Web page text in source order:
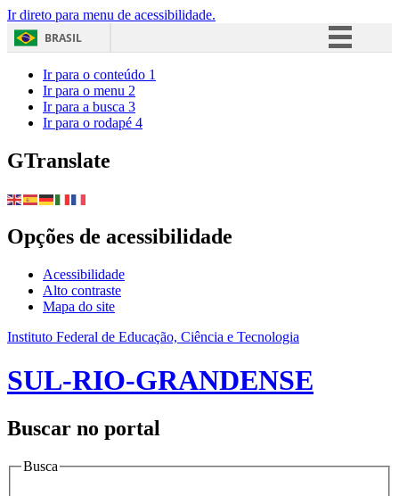
Ir direto para menu de acessibilidade.
BRASIL
Ir para o conteúdo 1
Ir para o menu 2
Ir para a busca 3
Ir para o rodapé 4
GTranslate
Opções de acessibilidade
Acessibilidade
Alto contraste
Mapa do site
Instituto Federal de Educação, Ciência e Tecnologia
SUL-RIO-GRANDENSE
Buscar no portal
Busca